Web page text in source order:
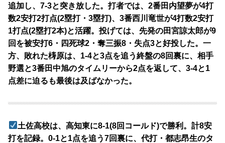
追加し、7-3と突き放した。打者では、2番田内望夢が4打
数2安打2打点(2塁打・3塁打)、3番西川竜世が4打数2安打
1打点(2塁打2本)と活躍。投げては、先発の田宮諒太郎が9
回を被安打6・四死球2・奪三振8・失点3と好投した。一
方、敗れた梼原は、1-4と3点を追う終盤の8回裏に、相手
野選と3番田中旭のタイムリーから2点を返して、3-4と1
点差に迫るも最後は及ばなかった。
土佐高校は、高知東に8-1(8回コールド)で勝利。計8安
打を記録。0-1と1点を追う7回裏に、代打・都志昂生のタ